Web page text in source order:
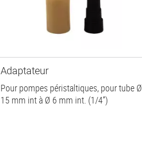
Adaptateur
Pour pompes péristaltiques, pour tube Ø
15 mm int à Ø 6 mm int. (1/4”)